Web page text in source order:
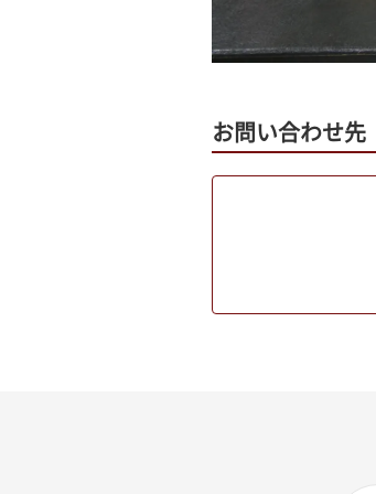
お問い合わせ先